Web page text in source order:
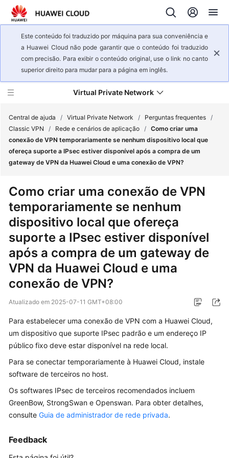
Este conteúdo foi traduzido por máquina para sua conveniência e
a Huawei Cloud não pode garantir que o conteúdo foi traduzido
com precisão. Para exibir o conteúdo original, use o link no canto
superior direito para mudar para a página em inglês.
Virtual Private Network
Visão
geral
Primeiros
passos
Guia
de
usuário
Perguntas
frequentes
Perguntas
populares
Rede
e
cenários
aplicação
Central de ajuda / Virtual Private Network / Perguntas frequentes /
Classic VPN
/ Rede e cenários de aplicação / Como criar uma
conexão de VPN temporariamente se nenhum dispositivo local que
ofereça suporte a IPsec estiver disponível após a compra de um
gateway de VPN da Huawei Cloud e uma conexão de VPN?
Como criar uma conexão de VPN
temporariamente se nenhum
dispositivo local que ofereça
suporte a IPsec estiver disponível
após a compra de um gateway de
VPN da Huawei Cloud e uma
conexão de VPN?
Atualizado em 2025-07-11 GMT+08:00
Para estabelecer uma conexão de VPN com a Huawei Cloud,
um dispositivo que suporte IPsec padrão e um endereço IP
público fixo deve estar disponível na rede local.
Para se conectar temporariamente à Huawei Cloud, instale
software de terceiros no host.
Os softwares IPsec de terceiros recomendados incluem
GreenBow, StrongSwan e Openswan. Para obter detalhes,
consulte Guia de administrador de rede privada.
Feedback